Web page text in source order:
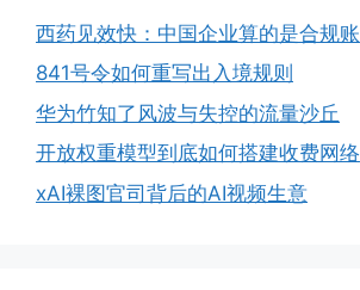
西药见效快：中国企业算的是合规账
841号令如何重写出入境规则
华为竹知了风波与失控的流量沙丘
开放权重模型到底如何搭建收费网络
xAI裸图官司背后的AI视频生意